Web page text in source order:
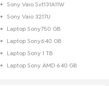
Sony Vaio Svt131A11W
Sony Vaio 3217U
Laptop Sony750 GB
Laptop Sony640 GB
Laptop Sony 1 TB
Laptop Sony AMD 640 GB